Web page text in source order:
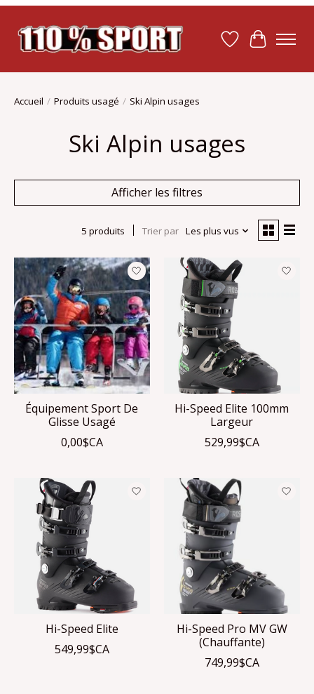
Liste dePanier
Accueil / Produits usagé / Ski Alpin usages
Ski Alpin usages
Afficher les filtres
5 produits Trier par Les plus vus
Équipement Sport De
Glisse Usagé
0,00$CA
Hi-Speed Elite 100mm
Largeur
529,99$CA
Hi-Speed Elite
549,99$CA
Hi-Speed Pro MV GW
(Chauffante)
749,99$CA